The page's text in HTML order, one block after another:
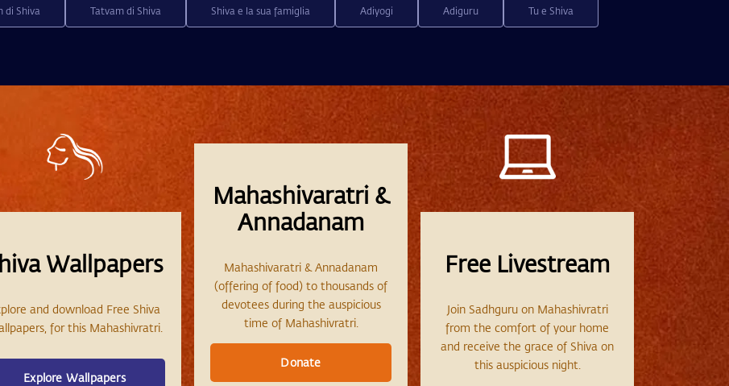
di Shiva Tatvam di Shiva Shiva e la sua famiglia Adiyogi Adiguru Tu e Shiva
Wallpapers
and download Free Shiva
for this Mahashivratri.
Explore Wallpapers
Mahashivaratri &
Annadanam
Mahashivaratri & Annadanam
(offering of food) to thousands of
devotees during the auspicious
time of Mahashivratri.
Donate
Free Livestream
Join Sadhguru on Mahashivratri
from the comfort of your home
and receive the grace of Shiva on
this auspicious night.